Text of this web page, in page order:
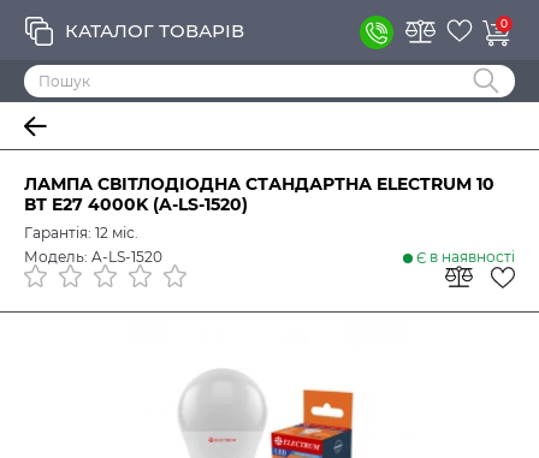
КАТАЛОГ ТОВАРІВ 0
ЛАМПА СВІТЛОДІОДНА СТАНДАРТНА ELECTRUM 10
ВТ E27 4000K (A-LS-1520)
Гарантія: 12 міс.
Модель: A-LS-1520
Є в наявності